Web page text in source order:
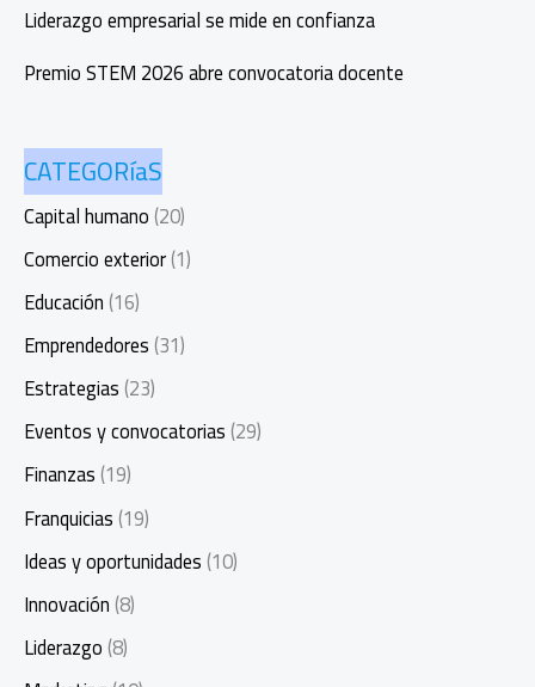
Liderazgo empresarial se mide en confianza
Premio STEM 2026 abre convocatoria docente
CATEGORíaS
Capital humano(20)
Comercio exterior(1)
Educación(16)
Emprendedores(31)
Estrategias(23)
Eventos y convocatorias(29)
Finanzas(19)
Franquicias(19)
Ideas y oportunidades(10)
Innovación(8)
Liderazgo(8)